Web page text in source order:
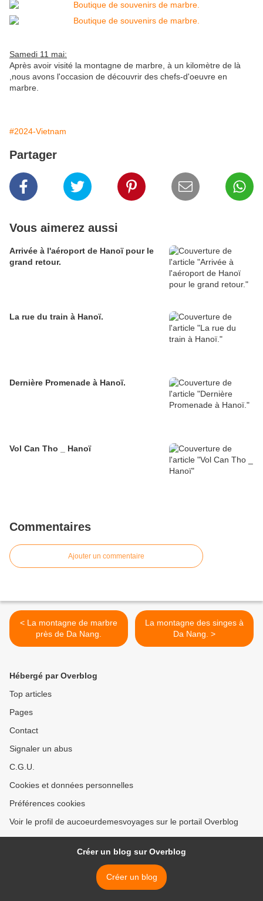
Samedi 11 mai:
Après avoir visité la montagne de marbre, à un kilomètre de là
,nous avons l'occasion de découvrir des chefs-d'oeuvre en
marbre.
#2024-Vietnam
Partager
Vous aimerez aussi
Arrivée à l'aéroport de Hanoï pour le
grand retour.
La rue du train à Hanoï.
Dernière Promenade à Hanoï.
Vol Can Tho _ Hanoï
Commentaires
Ajouter un commentaire
< La montagne de marbre
près de Da Nang.
La montagne des singes à
Da Nang. >
Hébergé par Overblog
Top articles
Pages
Contact
Signaler un abus
C.G.U.
Cookies et données personnelles
Préférences cookies
Voir le profil de aucoeurdemesvoyages sur le portail Overblog
Créer un blog sur Overblog
Créer un blog